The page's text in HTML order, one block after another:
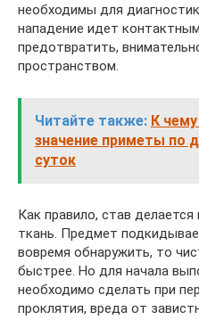
необходимы для
нападение идет
предотвратить,
пространством.
Читайте также: К
значение приметы по
суток
Как правило, став делается
ткань. Предмет
вовремя обнаружить, то
быстрее. Но для начала
необходимо сделать при
проклятия, вреда от